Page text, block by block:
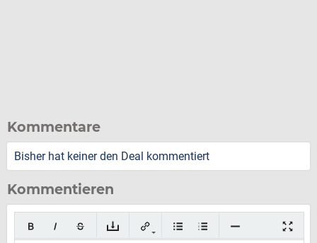
Kommentare
Bisher hat keiner den Deal kommentiert
Kommentieren